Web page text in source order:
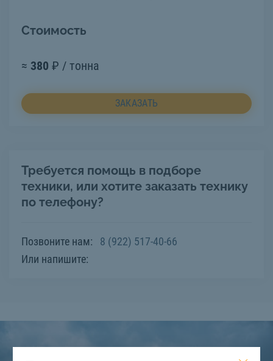
Стоимость
≈ 380 ₽ / тонна
ЗАКАЗАТЬ
Требуется помощь в подборе
техники, или хотите заказать технику
по телефону?
Позвоните нам:
8 (922) 517-40-66
Или напишите: